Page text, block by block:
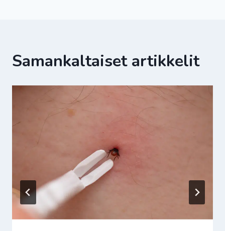
Samankaltaiset artikkelit